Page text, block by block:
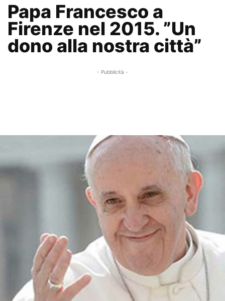
Papa Francesco a
Firenze nel 2015. ”Un
dono alla nostra città”
- Pubblicità -